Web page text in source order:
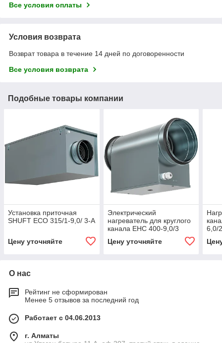
Все условия оплаты
Условия возврата
Возврат товара в течение 14 дней по договоренности
Все условия возврата
Подобные товары компании
Установка приточная
SHUFT ECO 315/1-9,0/ 3-A
Цену уточняйте
Электрический
нагреватель для круглого
канала EHC 400-9,0/3
Цену уточняйте
6,0/
О нас
Рейтинг не сформирован
Менее 5 отзывов за последний год
Работает с 04.06.2013
г. Алматы